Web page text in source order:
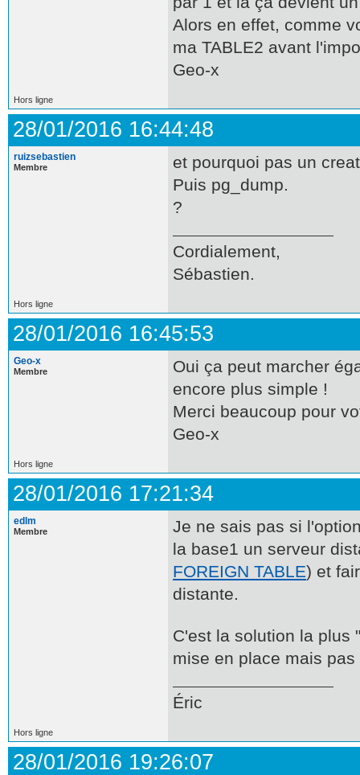
Alors en effet, comme
ma TABLE2 avant
Geo-x
Hors ligne
28/01/2016 16:44:48
ruizsebastien
Membre
et pourquoi pas un
Puis pg_dump.
?
Cordialement,
Sébastien.
Hors ligne
28/01/2016 16:45:53
Geo-x
Membre
Oui ça peut marcher
encore plus simple !
Merci beaucoup pour
Geo-x
Hors ligne
28/01/2016 17:21:34
edlm
Membre
Je ne sais pas si
la base1 un serveur
FOREIGN TABLE) et
distante.
C'est la solution la plus
mise en place mais pas
Éric
Hors ligne
28/01/2016 19:26:07